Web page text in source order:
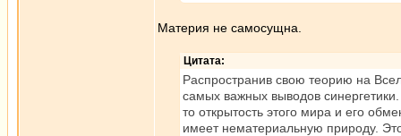
Материя не самосущна.
Цитата:
Распространив свою теорию на
самых важных выводов
то открытость этого мира и его
имеет нематериальную природу.